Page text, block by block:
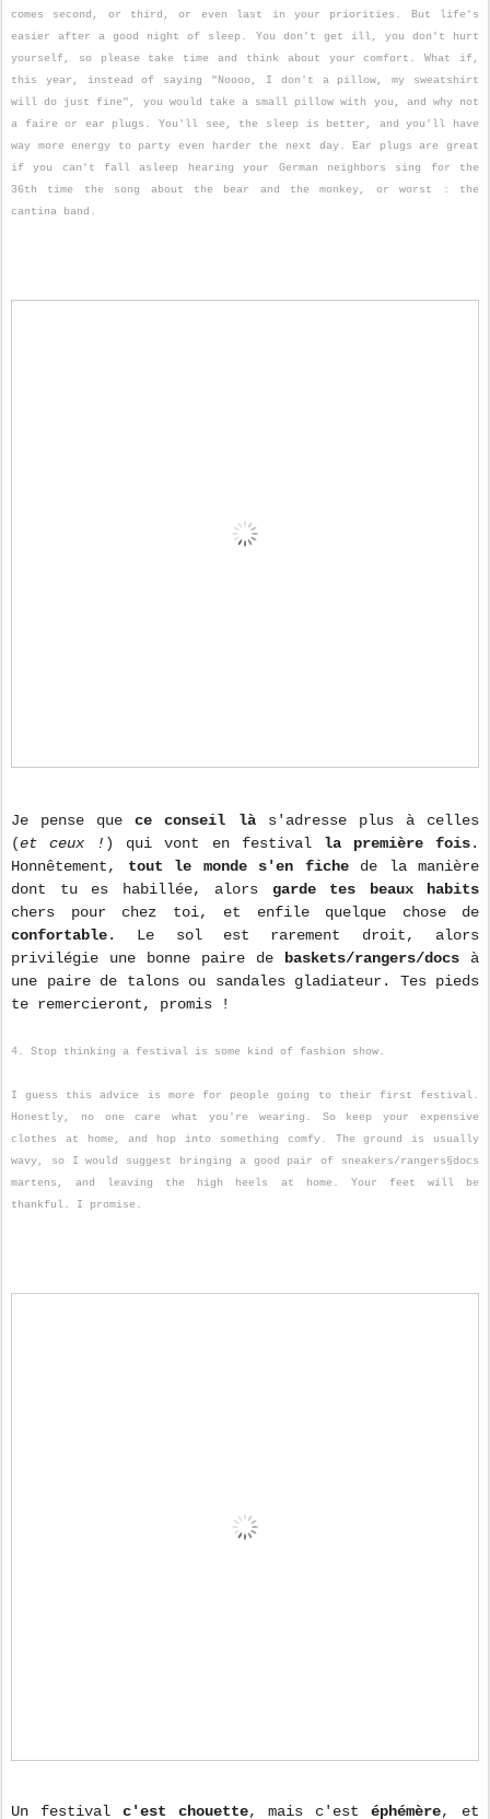
comes second, or third, or even last in your priorities. But life's
easier after a good night of sleep. You don't get ill, you don't hurt
yourself, so please take time and think about your comfort. What if,
this year, instead of saying "Noooo, I don't a pillow, my sweatshirt
will do just fine", you would take a small pillow with you, and why not
a faire or ear plugs. You'll see, the sleep is better, and you'll have
way more energy to party even harder the next day. Ear plugs are great
if you can't fall asleep hearing your German neighbors sing for the
36th time the song about the bear and the monkey, or worst : the
cantina band.
Je pense quece conseil làs'adresse plus à celles
(et ceux ! ) qui vont en festival la première fois.
Honnêtement, tout le monde s'en fichede la manière
dont tu es habillée, alors garde tes beaux habits
chers pour chez toi, et enfile quelque chose de
confortable. Le sol est rarement droit, alors
privilégie une bonne paire de
baskets/rangers/docs à
une paire de talons ou sandales gladiateur. Tes pieds
te remercieront, promis !
4. Stop thinking a festival is some kind of fashion show.
I guess this advice is more for people going to their first festival.
Honestly, no one care what you're wearing. So keep your expensive
clothes at home, and hop into something comfy. The ground is usually
wavy, so I would suggest bringing a good pair of sneakers/rangers§docs
martens, and leaving the high heels at home. Your feet will be
thankful. I promise.
Un festival c'est chouette, mais c'estéphémère, et